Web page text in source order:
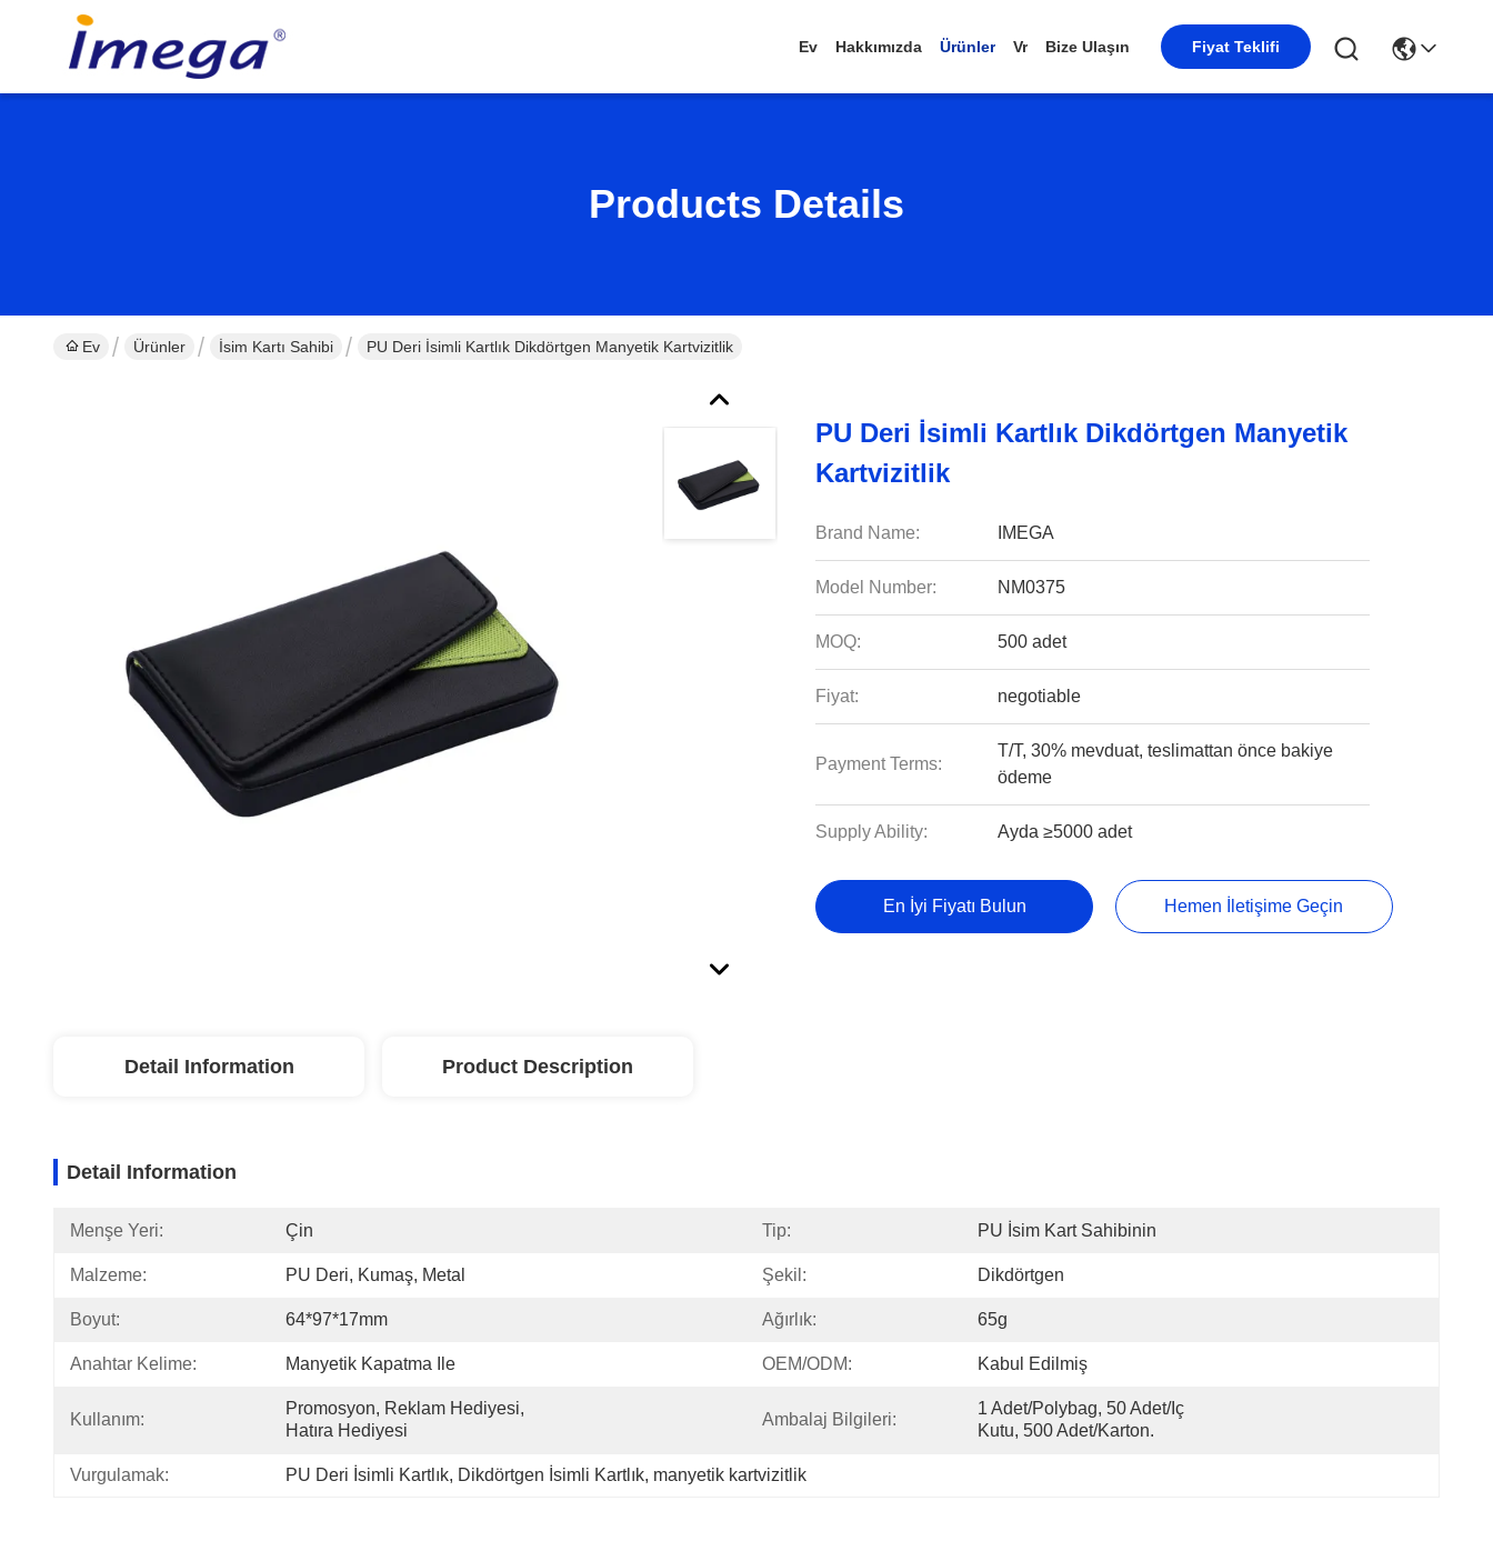
Ev Hakkımızda Ürünler Vr Bize Ulaşın Fiyat Teklifi
Products Details
Ev Ürünler İsim Kartı Sahibi PU Deri İsimli Kartlık Dikdörtgen Manyetik Kartvizitlik
PU Deri İsimli Kartlık Dikdörtgen Manyetik
Kartvizitlik
Brand Name: IMEGA
Model Number: NM0375
MOQ: 500 adet
Fiyat: negotiable
Payment Terms:
T/T, 30% mevduat, teslimattan önce bakiye
ödeme
Supply Ability: Ayda ≥5000 adet
En İyi Fiyatı Bulun Hemen İletişime Geçin
Detail Information Product Description
Detail Information
Menşe Yeri: Çin Tip: PU İsim Kart Sahibinin
Malzeme: PU Deri, Kumaş, Metal Şekil: Dikdörtgen
Boyut: 64*97*17mm Ağırlık: 65g
Anahtar Kelime: Manyetik Kapatma Ile OEM/ODM: Kabul Edilmiş
Kullanım:
Promosyon, Reklam Hediyesi,
Hatıra Hediyesi
Ambalaj Bilgileri:
1 Adet/polybag, 50 Adet/iç
Kutu, 500 Adet/karton.
Vurgulamak: PU Deri İsimli Kartlık, Dikdörtgen İsimli Kartlık, manyetik kartvizitlik